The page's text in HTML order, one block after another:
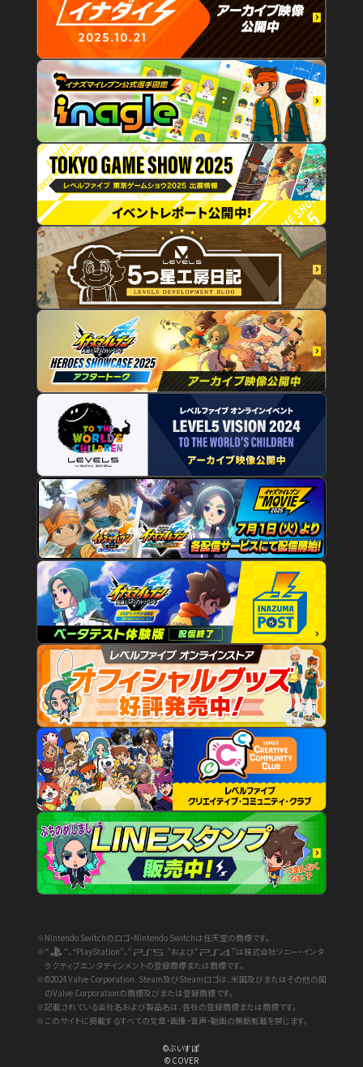
※Nintendo Switchのロゴ・Nintendo Switchは任天堂の商標です。
※“
”、“PlayStation”、“ ”および“
”は株式会社ソニー・インタ
ラクティブエンタテインメントの登録商標または商標です。
※©2024 Valve Corporation. Steam及びSteamロゴは、米国及びまたはその他の国
のValve Corporationの商標及びまたは登録商標です。
※記載されている会社名および製品名は、各社の登録商標または商標です。
※このサイトに掲載するすべての文章・画像・音声・動画の無断転載を禁じます。
©ぶいすぽ
© COVER